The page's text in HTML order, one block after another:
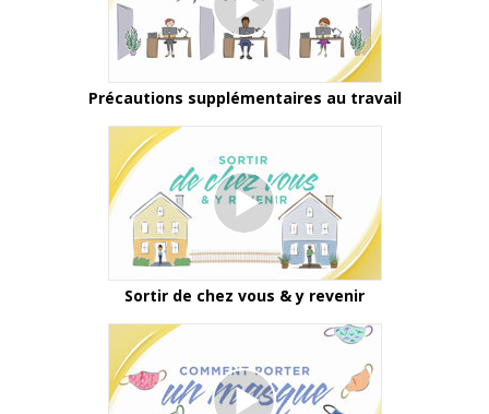
Précautions supplémentaires au travail
Sortir de chez vous & y revenir